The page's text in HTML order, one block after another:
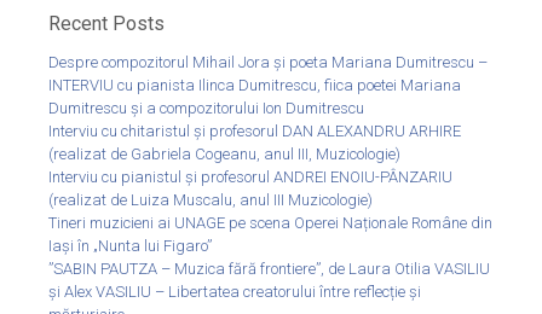
Recent Posts
Despre compozitorul Mihail Jora și poeta Mariana Dumitrescu –
INTERVIU cu pianista Ilinca Dumitrescu, fiica poetei Mariana
Dumitrescu și a compozitorului Ion Dumitrescu
Interviu cu chitaristul și profesorul DAN ALEXANDRU ARHIRE
(realizat de Gabriela Cogeanu, anul III, Muzicologie)
Interviu cu pianistul și profesorul ANDREI ENOIU-PÂNZARIU
(realizat de Luiza Muscalu, anul III Muzicologie)
Tineri muzicieni ai UNAGE pe scena Operei Naționale Române din
Iași în „Nunta lui Figaro”
”SABIN PAUTZA – Muzica fără frontiere”, de Laura Otilia VASILIU
și Alex VASILIU – Libertatea creatorului între reflecție și